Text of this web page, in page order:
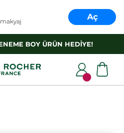
Aç
BOY ÜRÜN HEDİYE!